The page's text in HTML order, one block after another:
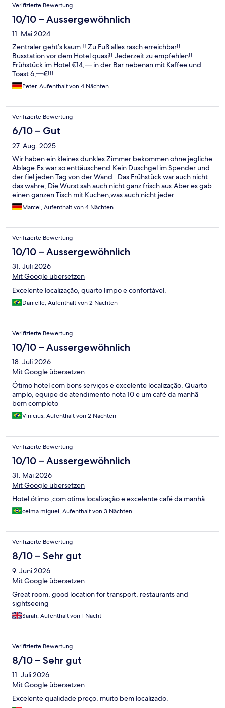
Verifizierte Bewertung
10/10 – Aussergewöhnlich
11. Mai 2024
Zentraler geht’s kaum !! Zu Fuß alles rasch erreichbar!!
Busstation vor dem Hotel quasi!! Jederzeit zu empfehlen!!
Frühstück im Hotel €14,— in der Bar nebenan mit Kaffee und
Toast 6,—€!!!
Peter, Aufenthalt von 4 Nächten
Verifizierte Bewertung
6/10 – Gut
27. Aug. 2025
Wir haben ein kleines dunkles Zimmer bekommen ohne jegliche
Ablage.Es war so enttäuschend.Kein Duschgel im Spender und
der fiel jeden Tag von der Wand . Das Frühstück war auch nicht
das wahre; Die Wurst sah auch nicht ganz frisch aus.Aber es gab
einen ganzen Tisch mit Kuchen,was auch nicht jeder
mag.Verstehe nicht wie das Hotel 4 Sterne bekommen kann .Es
roch sehr unangenehm im Hotel.
Marcel, Aufenthalt von 4 Nächten
Verifizierte Bewertung
10/10 – Aussergewöhnlich
31. Juli 2026
Mit Google übersetzen
Excelente localização, quarto limpo e confortável.
Danielle, Aufenthalt von 2 Nächten
Verifizierte Bewertung
10/10 – Aussergewöhnlich
18. Juli 2026
Mit Google übersetzen
Ótimo hotel com bons serviços e excelente localização. Quarto
amplo, equipe de atendimento nota 10 e um café da manhã
bem completo
Vinicius, Aufenthalt von 2 Nächten
Verifizierte Bewertung
10/10 – Aussergewöhnlich
31. Mai 2026
Mit Google übersetzen
Hotel ótimo ,com otima localização e excelente café da manhã
celma miguel, Aufenthalt von 3 Nächten
Verifizierte Bewertung
8/10 – Sehr gut
9. Juni 2026
Mit Google übersetzen
Great room, good location for transport, restaurants and
sightseeing
Sarah, Aufenthalt von 1 Nacht
Verifizierte Bewertung
8/10 – Sehr gut
11. Juli 2026
Mit Google übersetzen
Excelente qualidade preço, muito bem localizado.